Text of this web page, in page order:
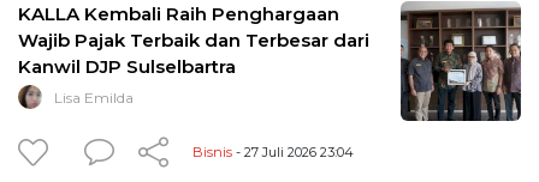
KALLA Kembali Raih Penghargaan
Wajib Pajak Terbaik dan Terbesar dari
Kanwil DJP Sulselbartra
Lisa Emilda
Bisnis - 27 Juli 2026 23:04